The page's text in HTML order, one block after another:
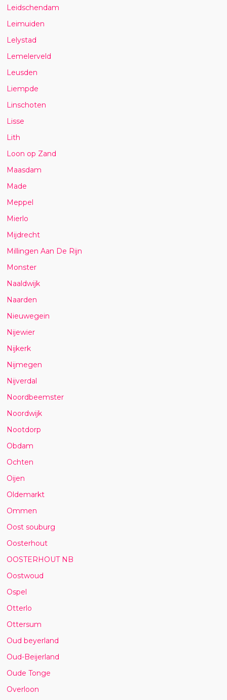
Leidschendam
Leimuiden
Lelystad
Lemelerveld
Leusden
Liempde
Linschoten
Lisse
Lith
Loon op Zand
Maasdam
Made
Meppel
Mierlo
Mijdrecht
Millingen Aan De Rijn
Monster
Naaldwijk
Naarden
Nieuwegein
Nijewier
Nijkerk
Nijmegen
Nijverdal
Noordbeemster
Noordwijk
Nootdorp
Obdam
Ochten
Oijen
Oldemarkt
Ommen
Oost souburg
Oosterhout
OOSTERHOUT NB
Oostwoud
Ospel
Otterlo
Ottersum
Oud beyerland
Oud-Beijerland
Oude Tonge
Overloon